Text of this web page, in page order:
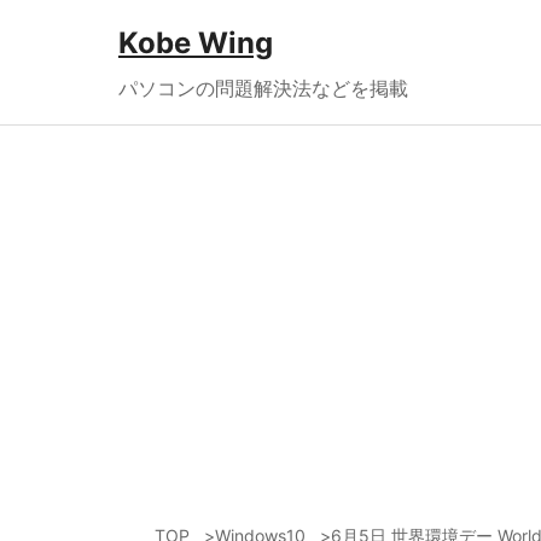
Kobe Wing
パソコンの問題解決法などを掲載
TOP Windows10 6月5日 世界環境デー